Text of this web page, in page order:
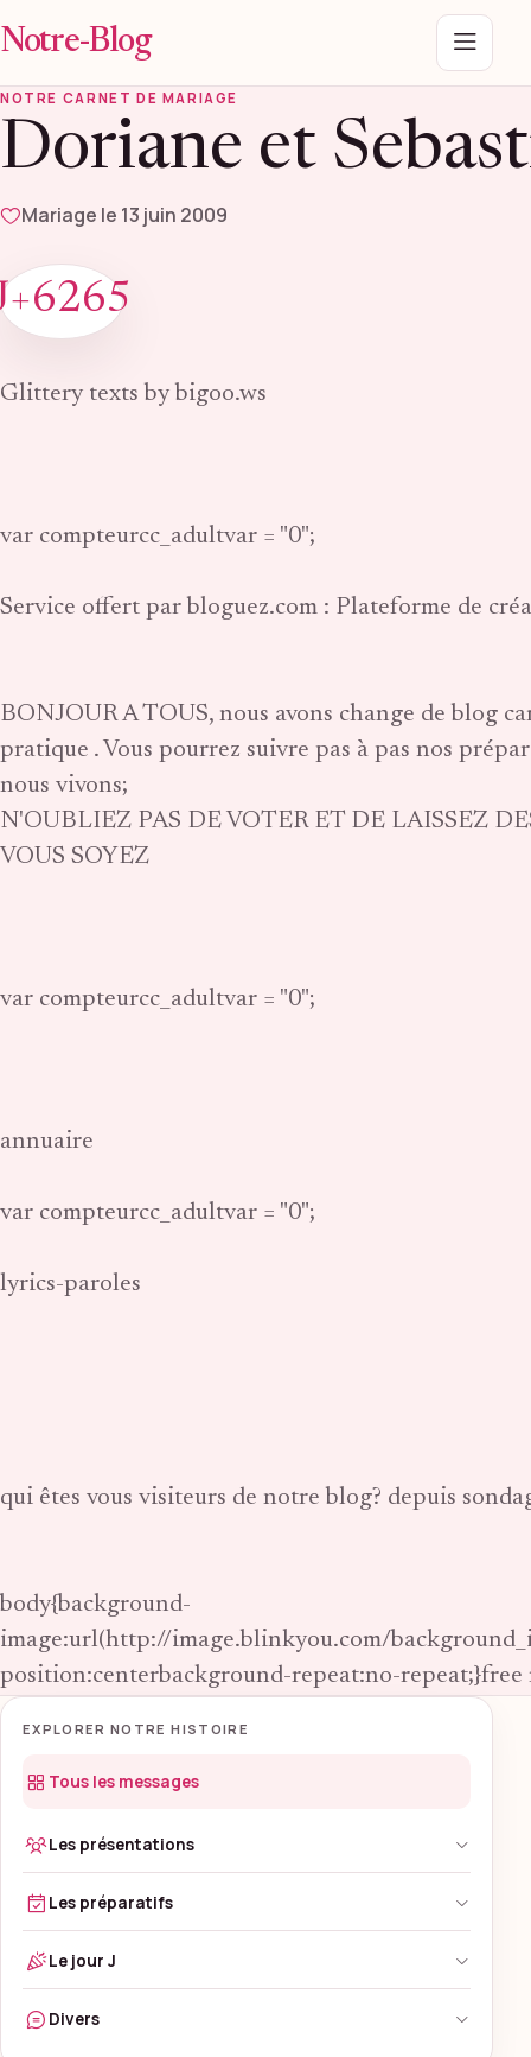
Notre-Blog Menu
NOTRE CARNET DE MARIAGE
Doriane et
Mariage le 13 juin 2009
Glittery texts by bigoo.ws
var compteurcc_adultvar = "0";
Service offert par bloguez.com : Plateforme de
BONJOUR A TOUS, nous avons change de blog
pratique . Vous pourrez suivre pas à pas nos
nous vivons;
N'OUBLIEZ PAS DE VOTER ET DE LAISSEZ
VOUS SOYEZ
var compteurcc_adultvar = "0";
annuaire
var compteurcc_adultvar = "0";
lyrics-paroles
qui êtes vous visiteurs de notre blog? depuis
body{background-
image:url(http://image.blinkyou.com/
position:centerbackground-repeat:no-repeat;}free
EXPLORER NOTRE HISTOIRE
Tous les messages
Les présentations
Les préparatifs
Le jour J
Divers